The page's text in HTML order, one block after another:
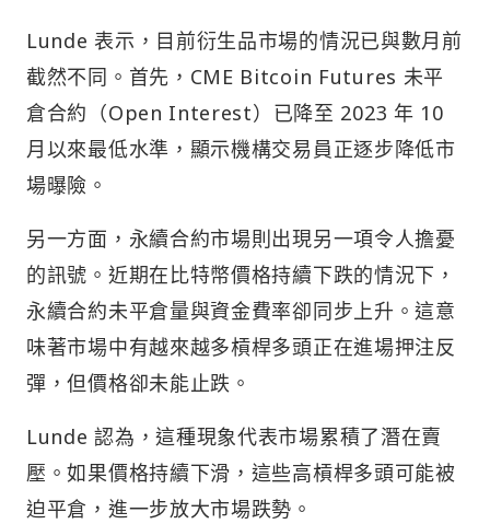
Lunde 表示，目前衍生品市場的情況已與數月前
截然不同。首先，CME Bitcoin Futures 未平
倉合約（Open Interest）已降至 2023 年 10
月以來最低水準，顯示機構交易員正逐步降低市
場曝險。
另一方面，永續合約市場則出現另一項令人擔憂
的訊號。近期在比特幣價格持續下跌的情況下，
永續合約未平倉量與資金費率卻同步上升。這意
味著市場中有越來越多槓桿多頭正在進場押注反
彈，但價格卻未能止跌。
Lunde 認為，這種現象代表市場累積了潛在賣
壓。如果價格持續下滑，這些高槓桿多頭可能被
迫平倉，進一步放大市場跌勢。